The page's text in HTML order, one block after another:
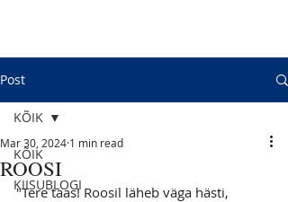
Post
KÕIK
KIISUBLOGI
KÕIK
ROOSI
Mar 30, 2024 1 min read
"Tere taas! Roosil läheb väga hästi,